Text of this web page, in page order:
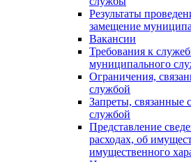
Результаты
замещение
Вакансии
Требования к
муниципального
Ограничения,
службой
Запреты, связанные
службой
Представление
расходах, об
имущественного